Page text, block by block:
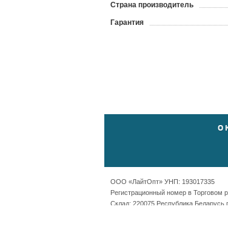
Страна производитель
Гарантия
О
ООО «ЛайтОпт» УНП: 193017335
Регистрационный номер в Торговом
Склад: 220075 Республика Беларусь